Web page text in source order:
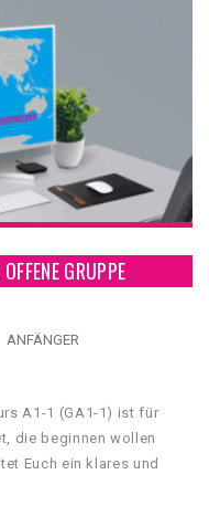
GRUPPE
ANFÄNGER
A1-1 (GA1-1) ist für
die beginnen wollen
Euch ein klares und